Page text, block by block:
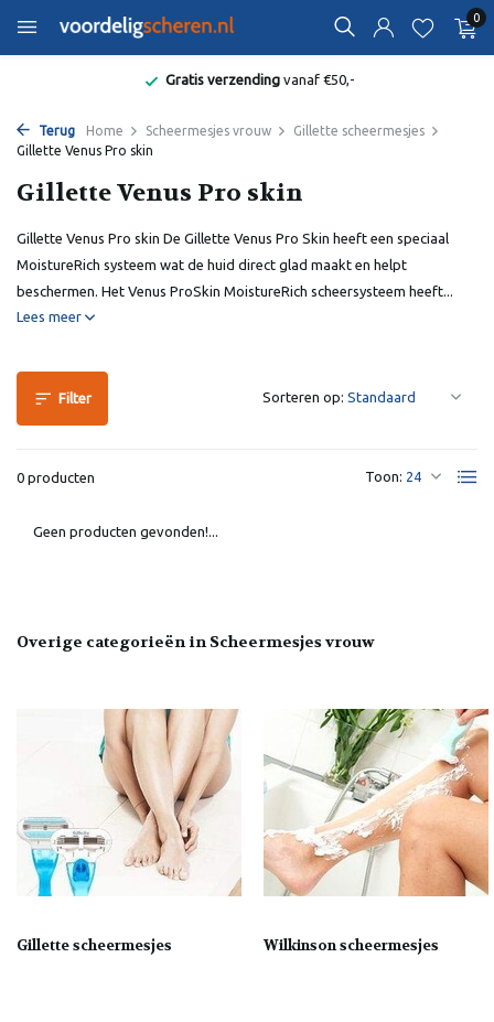
0
Gratis verzendingvanaf €50,-
Terug Home Scheermesjes vrouw
Gillette scheermesjes
Gillette Venus Pro skin
Gillette Venus Pro skin
Gillette Venus Pro skin De Gillette Venus Pro Skin heeft een speciaal
MoistureRich systeem wat de huid direct glad maakt en helpt
beschermen. Het Venus ProSkin MoistureRich scheersysteem heeft...
Lees meer
Filter
0 producten Toon:
Sorteren op:
Geen producten gevonden!...
Overige categorieën in Scheermesjes vrouw
Gillette scheermesjes Wilkinson scheermesjes